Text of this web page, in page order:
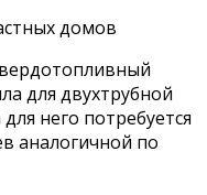
для двухтрубной
него потребуется
аналогичной по